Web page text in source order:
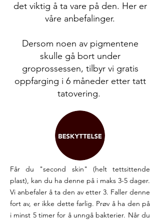
det viktig å ta vare på den. Her er
våre anbefalinger.
Dersom noen av pigmentene
skulle gå bort under
groprossessen, tilbyr vi gratis
oppfarging i 6 måneder etter tatt
tatovering.
Får du "second skin" (helt tettsittende
plast), kan du ha denne på i maks 3-5 dager.
Vi anbefaler å ta den av etter 3. Faller denne
fort av, er ikke dette farlig. Prøv å ha den på
i minst 5 timer for å unngå bakterier. Når du